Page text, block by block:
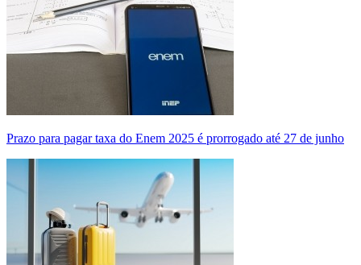
Prazo para pagar taxa do Enem 2025 é prorrogado até 27 de junho